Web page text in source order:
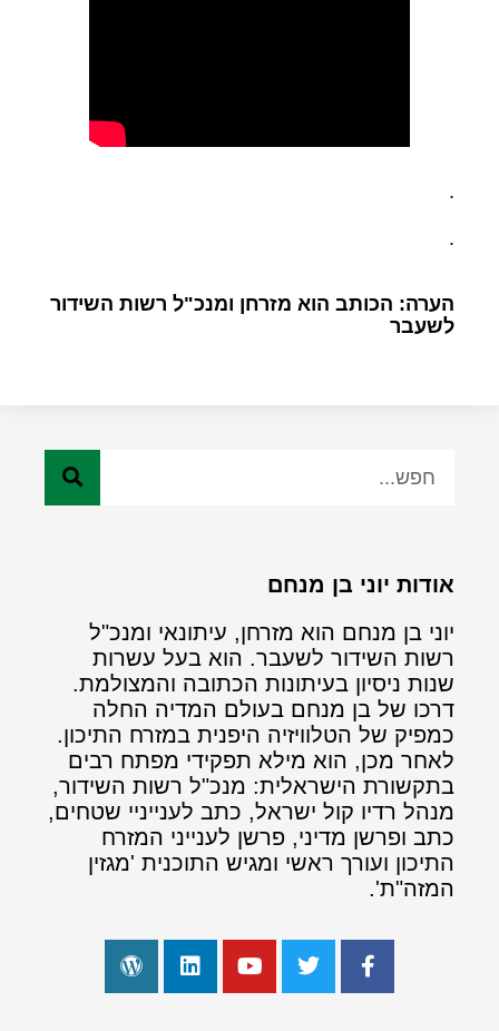
.
.
הערה: הכותב הוא מזרחן ומנכ"ל רשות השידור
לשעבר
אודות יוני בן מנחם
יוני בן מנחם הוא מזרחן, עיתונאי ומנכ"ל
רשות השידור לשעבר. הוא בעל עשרות
שנות ניסיון בעיתונות הכתובה והמצולמת.
דרכו של בן מנחם בעולם המדיה החלה
כמפיק של הטלוויזיה היפנית במזרח התיכון.
לאחר מכן, הוא מילא תפקידי מפתח רבים
בתקשורת הישראלית: מנכ"ל רשות השידור,
מנהל רדיו קול ישראל, כתב לענייניי שטחים,
כתב ופרשן מדיני, פרשן לענייני המזרח
התיכון ועורך ראשי ומגיש התוכנית 'מגזין
המזה"ת'.